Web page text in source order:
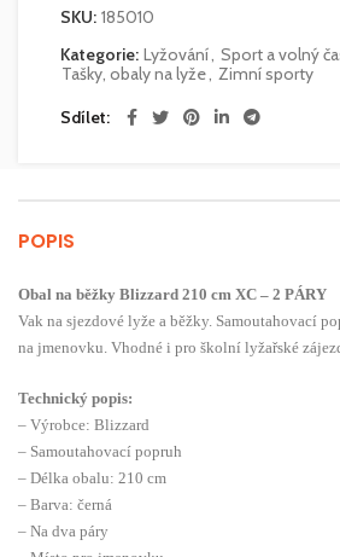
SKU: 185010
Kategorie: Lyžování, Sport a volný
Tašky, obaly na lyže, Zimní sporty
Sdílet
POPIS
Obal na běžky Blizzard 210 cm XC – 2 PÁRY
Vak na sjezdové lyže a běžky. Samoutahovací
na jmenovku. Vhodné i pro školní lyžařské
Technický popis:
– Výrobce: Blizzard
– Samoutahovací popruh
– Délka obalu: 210 cm
– Barva: černá
– Na dva páry